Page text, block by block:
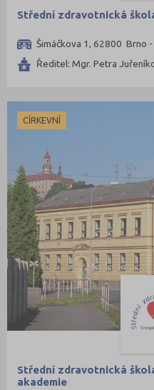
Střední zdravotnická
Šimáčkova 1, 62800 Brno -
Ředitel: Mgr. Petra
CÍRKEVNÍ
Střední zdravotnická
akademie